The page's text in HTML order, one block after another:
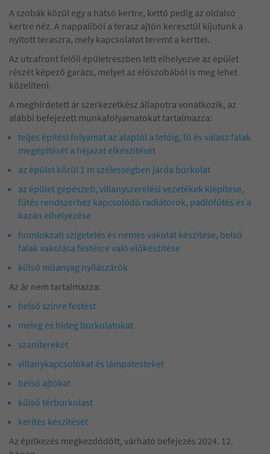
A szobák közül egy a hátsó kertre, kettő pedig az oldalsó
kertre néz. A nappaliból a terasz ajtón keresztül kijutunk a
nyitott teraszra, mely kapcsolatot teremt a kerttel.
Az utcafront felőli épületrészben lett elhelyezve az épület
részét képező garázs, melyet az előszobából is meg lehet
közelíteni.
A meghirdetett ár szerkezetkész állapotra vonatkozik, az
alábbi befejezett munkafolyamatokat tartalmazza:
teljes építési folyamat az alaptól a tetőig, fő és válasz falak
megépítését a héjazat elkészítését
az épület körül 1 m szélességben járda burkolat
az épület gépészeti, villanyszerelési vezetékek kiépítése,
fűtés rendszerhez kapcsolódó radiátorok, padlófűtés és a
kazán elhelyezése
homlokzati szigetelés és nemes vakolat készítése, belső
falak vakolása festésre való előkészítése
külső műanyag nyílászárók
Az ár nem tartalmazza:
belső színre festést
meleg és hideg burkolatokat
szanitereket
villanykapcsolókat és lámpatesteket
belső ajtókat
külső térburkolást
kerítés készítését
Az építkezés megkezdődött, várható befejezés 2024. 12.